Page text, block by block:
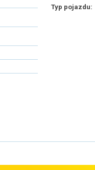
Typ pojazdu: